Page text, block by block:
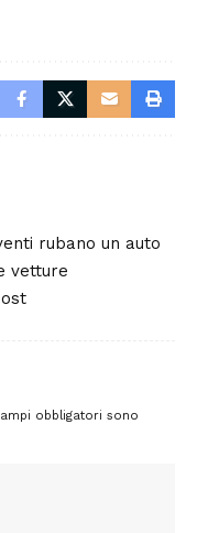
rubano un auto
vetture
obbligatori sono